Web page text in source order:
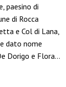
paesino di
di Rocca
e Col di Lana,
dato nome
Dorigo e Flora…